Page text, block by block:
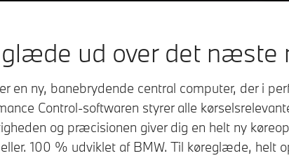
ud over det næste
en ny, banebrydende central computer, der i
Control-softwaren styrer alle
og præcisionen giver dig en helt ny
100 % udviklet af BMW. Til køreglæde, helt